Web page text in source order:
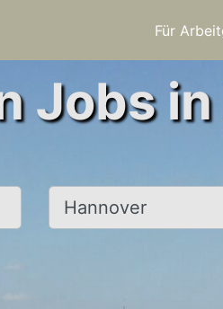
Für
Jobs
Ort, Stadt